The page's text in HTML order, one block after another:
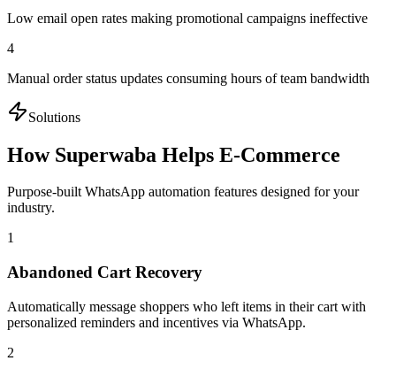
Low email open rates making promotional campaigns ineffective
4
Manual order status updates consuming hours of team bandwidth
Solutions
How Superwaba Helps E-Commerce
Purpose-built WhatsApp automation features designed for your
industry.
1
Abandoned Cart Recovery
Automatically message shoppers who left items in their cart with
personalized reminders and incentives via WhatsApp.
2